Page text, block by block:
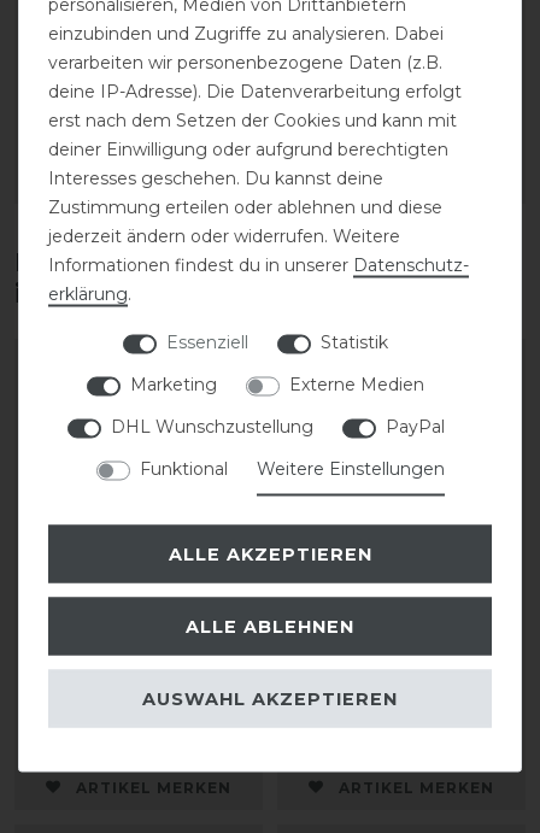
Dyon Kinder Stiefeletten
mit Frontreißverschluss
ARTIKEL MERKEN
Dyon Stiefeletten mit
Reißverschluss
Paar
ARTIKEL MERKEN
Diese Produkte könnten dich auch
interessieren
ARTIKEL MERKEN
214,99 € *
ARTIKEL MERKEN
einzubinden und Zugriffe zu analysieren. Dabei
verarbeiten wir personenbezogene Daten (z.B.
deine IP-Adresse). Die Datenverarbeitung erfolgt
erst nach dem Setzen der Cookies und kann mit
deiner Einwilligung oder aufgrund berechtigten
Interesses geschehen. Du kannst deine
Zustimmung erteilen oder ablehnen und diese
jederzeit ändern oder widerrufen. Weitere
Informationen findest du in unserer Daten­schutz­
erklärung.
Essenziell
Statistik
Marketing
Externe Medien
DHL Wunschzustellung
PayPal
Funktional
Weitere Einstellungen
ALLE AKZEPTIEREN
ALLE ABLEHNEN
AUSWAHL AKZEPTIEREN